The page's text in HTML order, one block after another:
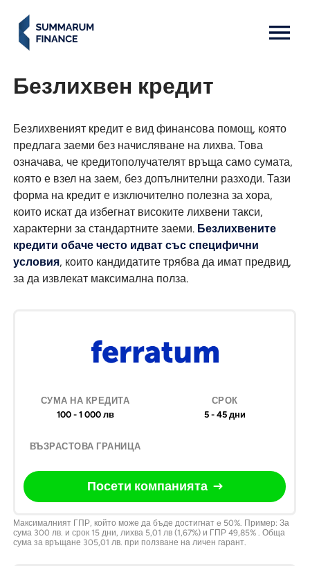
Безлихвен кредит
Безлихвеният кредит е вид финансова помощ, която
предлага заеми без начисляване на лихва. Това
означава, че кредитополучателят връща само сумата,
която е взел на заем, без допълнителни разходи. Тази
форма на кредит е изключително полезна за хора,
които искат да избегнат високите лихвени такси,
характерни за стандартните заеми. Безлихвените
кредити обаче често идват със специфични
условия, които кандидатите трябва да имат предвид,
за да извлекат максимална полза.
100 - 1 000 лв 5 - 45 дни
Посети компанията
Максималният ГПР, който може да бъде достигнат e 50%. Пример: За
сума 300 лв. и срок 15 дни, лихва 5,01 лв (1,67%) и ГПР 49,85% . Обща
сума за връщане 305,01 лв. при ползване на личен гарант.